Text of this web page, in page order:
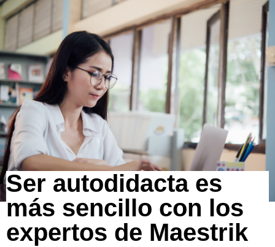
Ser autodidacta es
más sencillo con los
expertos de Maestrik